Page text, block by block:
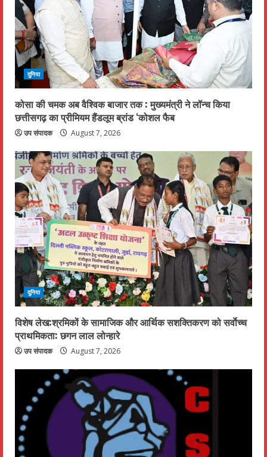
दुनिया
कोसा की चमक अब वैश्विक बाजार तक : मुख्यमंत्री ने लॉन्च किया
छत्तीसगढ़ का प्रीमियम हैंडलूम ब्रांड ‘कोशल फैब
उप संपादक August 7, 2026
दुनिया
विशेष लेख:श्रमिकों के सामाजिक और आर्थिक सशक्तिकरण को सर्वाेच्च
प्राथमिकता: छगन लाल लोन्हारे
उप संपादक August 7, 2026